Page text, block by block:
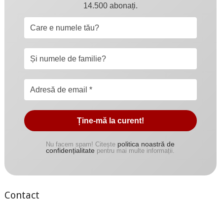
14.500 abonați.
Nu facem spam! Citește politica noastră de
confidențialitate pentru mai multe informații.
Contact